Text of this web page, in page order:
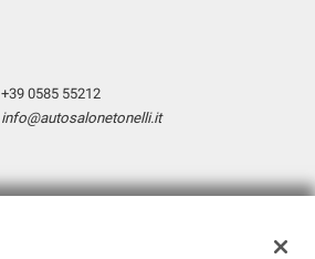
+39 0585 55212
info@autosalonetonelli.it